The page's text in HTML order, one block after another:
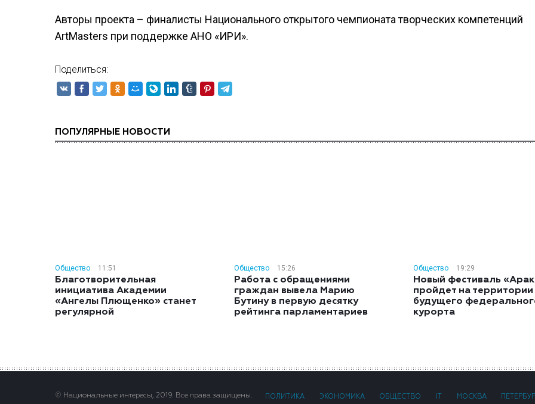
Авторы проекта – финалисты Национального открытого чемпионата творческих компетенций
ArtMasters при поддержке АНО «ИРИ».
Поделиться:
ПОПУЛЯРНЫЕ НОВОСТИ
Общество 11:51
Благотворительная
инициатива Академии
«Ангелы Плющенко» станет
регулярной
Общество 15:26
Работа с обращениями
граждан вывела Марию
Бутину в первую десятку
рейтинга парламентариев
Общество 19:29
Новый фестиваль
пройдет на территории
будущего
курорта
© Национальные интересы, 2019. Все права защищены. ПОЛИТИКА ЭКОНОМИКА ОБЩЕСТВО МОСКВА